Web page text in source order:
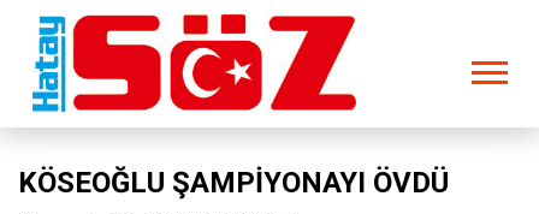
KÖSEOĞLU ŞAMPİYONAYI ÖVDÜ